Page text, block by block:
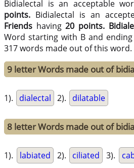
Bidialectal is an acceptable
points. Bidialectal is an
Friends having20 points.
Word starting with B and
317 words made out of this word.
9 letter Words made out of
1). dialectal 2). dilatable
8 letter Words made out of
1). labiated 2). ciliated 3).